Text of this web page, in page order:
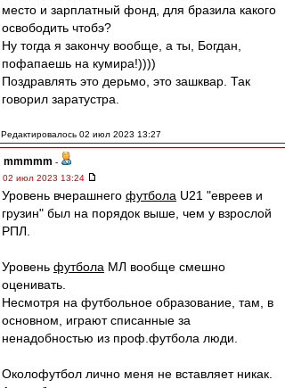
место и зарплатный фонд, для бразила какого
освободить чтобэ?
Ну тогда я закончу вообще, а ты, Богдан,
пофапаешь на кумира!))))
Поздравлять это дерьмо, это зашквар. Так
говорил заратустра.
Редактировалось 02 июл 2023 13:27
mmmmm -
02 июл 2023 13:24
Уровень вчерашнего футбола U21 "евреев и
грузин" был на порядок выше, чем у взрослой
РПЛ.
Уровень футбола МЛ вообще смешно
оценивать.
Несмотря на футбольное образование, там, в
основном, играют списанные за
ненадобностью из проф.футбола люди.
Околофутбол лично меня не вставляет никак.